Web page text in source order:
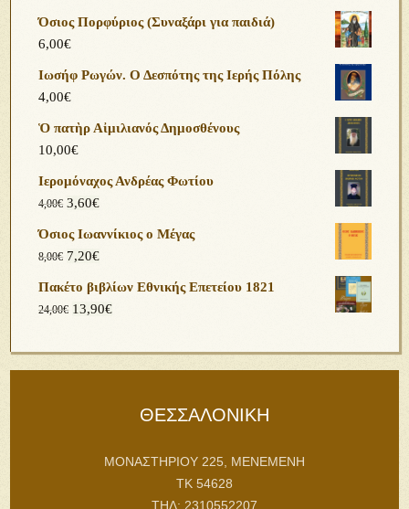
Όσιος Πορφύριος (Συναξάρι για παιδιά)
6,00€
Ιωσήφ Ρωγών. Ο Δεσπότης της Ιερής Πόλης
4,00€
Ὁ πατὴρ Αἰμιλιανός Δημοσθένους
10,00€
Ιερομόναχος Ανδρέας Φωτίου
4,00€ 3,60€
Όσιος Ιωαννίκιος ο Μέγας
8,00€ 7,20€
Πακέτο βιβλίων Εθνικής Επετείου 1821
24,00€ 13,90€
ΘΕΣΣΑΛΟΝΙΚΗ
ΜΟΝΑΣΤΗΡΙΟΥ 225, ΜΕΝΕΜΕΝΗ
ΤΚ 54628
ΤΗΛ: 2310552207